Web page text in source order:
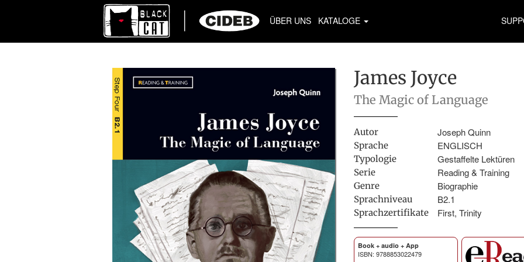
ÜBER UNS KATALOGE
James Joyce
The Magic of Language
Autor Joseph Quinn
Sprache ENGLISCH
Typologie Gestaffelte Lektüren
Serie Reading & Training
Genre Biographie
Sprachniveau B2.1
Sprachzertifikate First, Trinity
Book + audio + App
ISBN: 9788853022479